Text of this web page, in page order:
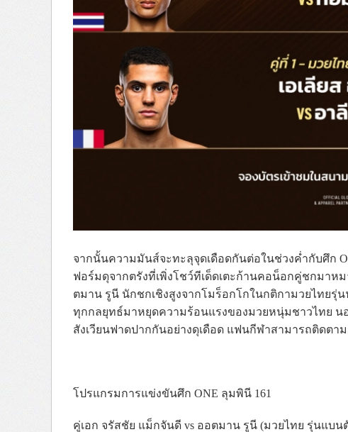
จากนั้นความมันส์จะทะลุจุดเดือดกันต่อในช่วงค่ำกับศึก
ฟอร์มดุจากตรังที่เพิ่งโชว์ทีเด็ดเตะก้านคอน็อกคู่ชกมาห
ตมาน รูนี นักชกเชิงสูงจากโมร็อกโกในกติกามวยไทย
ทุกกลยุทธ์มาหยุดความร้อนแรงของมวยหนุ่มชาวไทย
สังเวียนฟาดปากกันอย่างดุเดือด แฟนกีฬาสามารถติดตา
โปรแกรมการแข่งขันศึก ONE ลุมพินี 161
คู่เอก จรัสชัย แม็กจันดี vs ออตมาน รูนี (มวยไทย รุ่นแบนตั